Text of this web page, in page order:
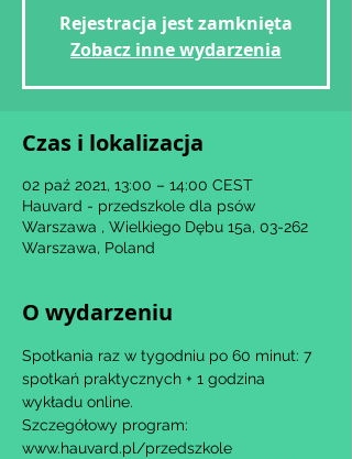
Rejestracja jest zamknięta
Zobacz inne wydarzenia
Czas i lokalizacja
02 paź 2021, 13:00 – 14:00 CEST
Hauvard - przedszkole dla psów
Warszawa , Wielkiego Dębu 15a, 03-262
Warszawa, Poland
O wydarzeniu
Spotkania raz w tygodniu po 60 minut: 7
spotkań praktycznych + 1 godzina
wykładu online.
Szczegółowy program:
www.hauvard.pl/przedszkole